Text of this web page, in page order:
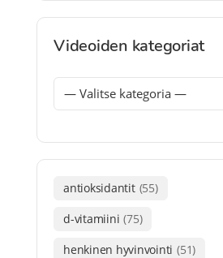
Videoiden kategoriat
antioksidantit (55)
d-vitamiini (75)
henkinen hyvinvointi (51)